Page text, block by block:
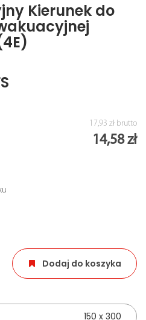
Kierunek do
17,93 zł brutto
14,58 zł
Dodaj do koszyka
150 x 300